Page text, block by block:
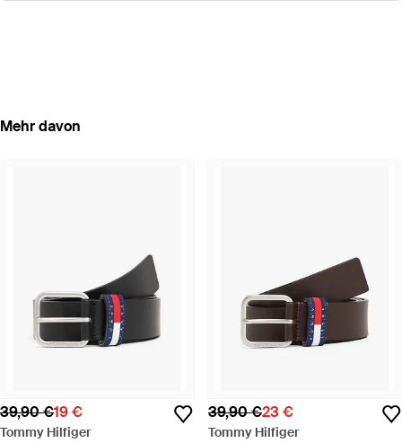
Mehr davon
39,90 €19 €
Tommy Hilfiger
39,90 €23 €
Tommy Hilfiger